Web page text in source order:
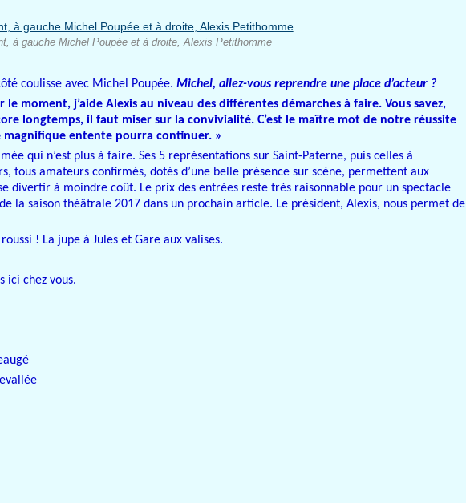
à gauche Michel Poupée et à droite, Alexis Petithomme
coulisse avec Michel Poupée. Michel, allez-vous reprendre une place d’acteur ?
moment, j’aide Alexis au niveau des différentes démarches à faire. Vous savez,
longtemps, il faut miser sur la convivialité. C’est le maître mot de notre réussite
magnifique entente pourra continuer. »
qui n’est plus à faire. Ses 5 représentations sur Saint-Paterne, puis celles à
tous amateurs confirmés, dotés d’une belle présence sur scène, permettent aux
divertir à moindre coût. Le prix des entrées reste très raisonnable pour un spectacle
la saison théâtrale 2017 dans un prochain article. Le président, Alexis, nous permet de
! La jupe à Jules et Gare aux valises.
ici chez vous.